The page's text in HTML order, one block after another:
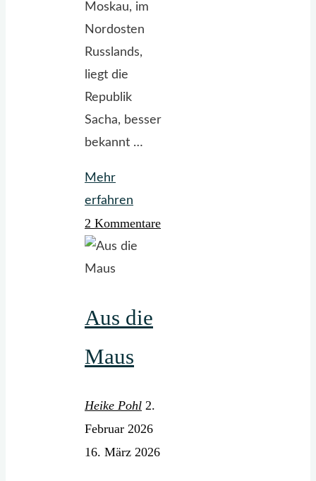
Moskau, im
Nordosten
Russlands,
liegt die
Republik
Sacha, besser
bekannt …
Mehr
erfahren
vom
Kältepohl"
2 Kommentare
Aus die
Maus
Heike Pohl 2.
Februar 2026
16. März 2026